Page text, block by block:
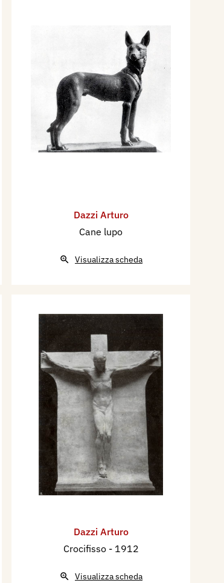
Dazzi Arturo
Cane lupo
Visualizza scheda
Dazzi Arturo
Crocifisso - 1912
Visualizza scheda